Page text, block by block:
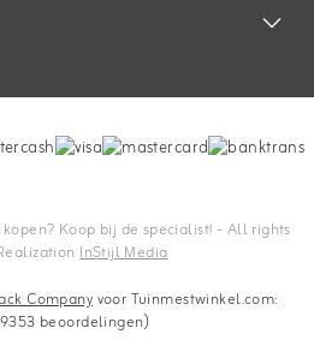
Koop bij de specialist! - All rights
InStijl Media
Companyvoor Tuinmestwinkel.com:
beoordelingen)